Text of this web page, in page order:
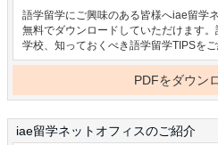
語学留学にご興味のある皆様へiae留学
無料でダウンロードしていただけます
学校、知っておくべき語学留学TIPSをご
PDFをダウン
iae留学ネットオフィスのご紹介